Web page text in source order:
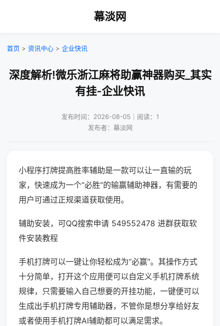
幕淡网
首页 > 资讯中心 > 企业快讯
深度解析!微乐浙江麻将助赢神器购买_其实
有挂-企业快讯
发布时间：2026-08-05｜阅读：1
发布者：幕淡网
小程序打牌提高胜率辅助是一款可以让一直输的玩
家，快速成为一个“必胜”的输赢辅助神器，有需要的
用户可通过正规渠道获取使用。
辅助安装，可QQ搜索申请 549552478 进群获取软
件安装教程
手机打牌可以一键让你轻松成为“必赢”。其操作方式
十分简单，打开这个应用便可以自定义手机打牌系统
规律，只需要输入自己想要的开挂功能，一键便可以
生成出手机打牌专用辅助器，不管你是想分享给好友
或者使用手机打牌AI辅助都可以满足需求。